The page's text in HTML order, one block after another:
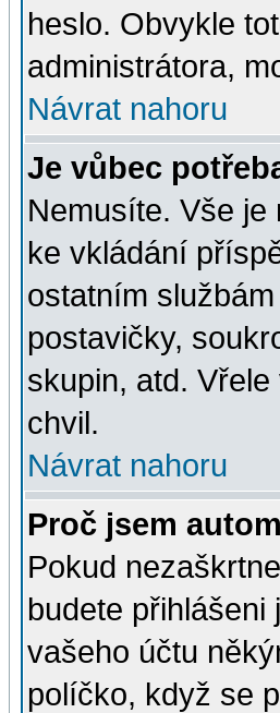
heslo. Obvykle
administrátora,
Návrat nahoru
Je vůbec
Nemusíte. Vše je
ke vkládání
ostatním
postavičky,
skupin, atd.
chvil.
Návrat nahoru
Proč jsem
Pokud
budete přihlášeni
vašeho účtu
políčko, když se